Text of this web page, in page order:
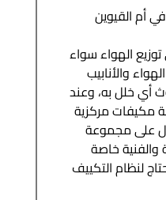
أم القيوين
الهواء سواء
والأنابيب
أي خلل به، وعند
مكيفات مركزية
على مجموعة
خاصة
لنظام التكييف